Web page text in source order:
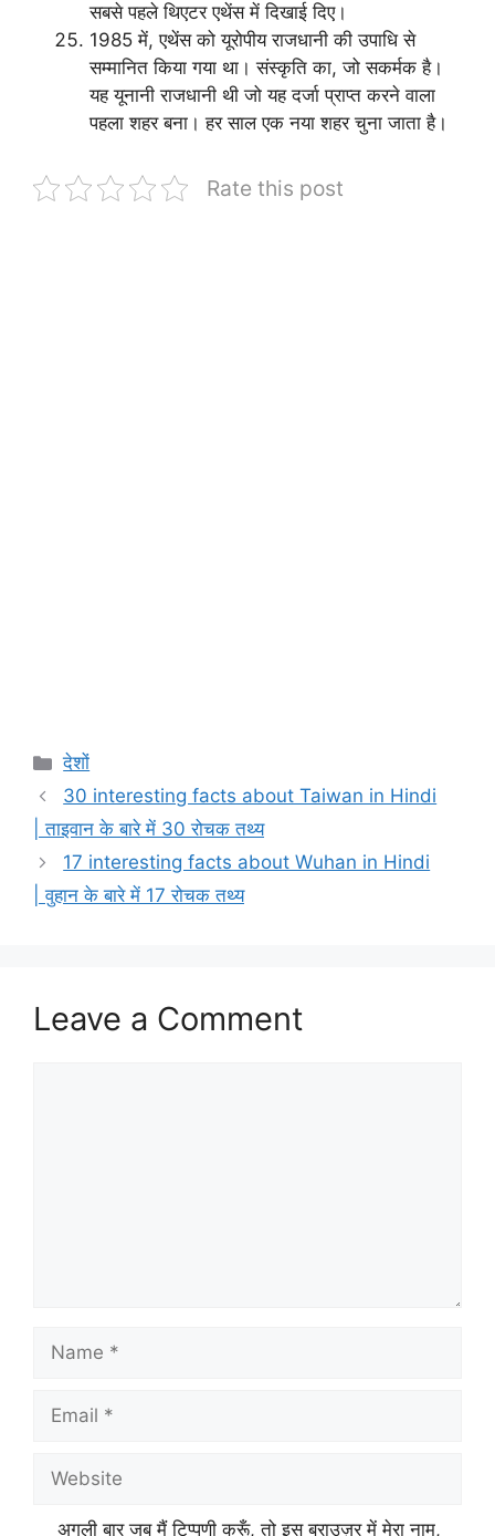
सबसे पहले थिएटर एथेंस में दिखाई दिए।
1985 में, एथेंस को यूरोपीय राजधानी की उपाधि से
सम्मानित किया गया था। संस्कृति का, जो सकर्मक है।
यह यूनानी राजधानी थी जो यह दर्जा प्राप्त करने वाला
पहला शहर बना। हर साल एक नया शहर चुना जाता है।
Rate this post
Categories
देशों
30 interesting facts about Taiwan in Hindi
| ताइवान के बारे में 30 रोचक तथ्य
17 interesting facts about Wuhan in Hindi
| वुहान के बारे में 17 रोचक तथ्य
Leave a Comment
Name
Email
Website
अगली बार जब मैं टिप्पणी करूँ, तो इस ब्राउज़र में मेरा नाम,